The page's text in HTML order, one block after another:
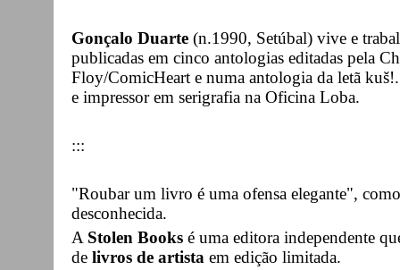
Gonçalo Duarte (n.1990, Setúbal) vive e
publicadas em cinco antologias editadas pela
Floy/ComicHeart e numa antologia da letã
e impressor em serigrafia na Oficina Loba.
:::
"Roubar um livro é uma ofensa elegante",
desconhecida.
A Stolen Books é uma editora independente
de livros de artista em edição limitada.